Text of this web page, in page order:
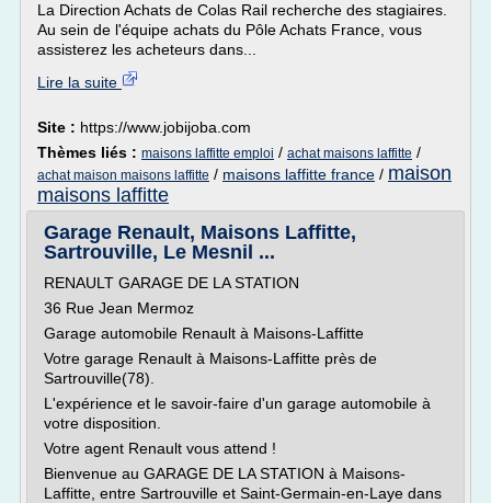
La Direction Achats de Colas Rail recherche des stagiaires.
Au sein de l'équipe achats du Pôle Achats France, vous
assisterez les acheteurs dans...
Lire la suite
Site : https://www.jobijoba.com
Thèmes liés : maisons laffitte emploi / achat maisons laffitte /
achat maison maisons laffitte / maisons laffitte france / maison
maisons laffitte
Garage Renault, Maisons Laffitte,
Sartrouville, Le Mesnil ...
RENAULT GARAGE DE LA STATION
36 Rue Jean Mermoz
Garage automobile Renault à Maisons-Laffitte
Votre garage Renault à Maisons-Laffitte près de
Sartrouville(78).
L'expérience et le savoir-faire d'un garage automobile à
votre disposition.
Votre agent Renault vous attend !
Bienvenue au GARAGE DE LA STATION à Maisons-
Laffitte, entre Sartrouville et Saint-Germain-en-Laye dans